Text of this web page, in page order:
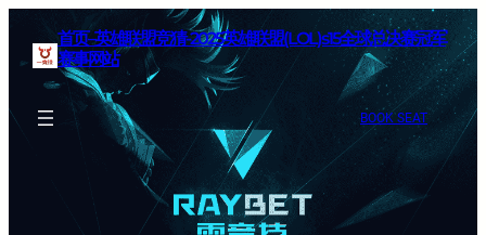
首页–英雄联盟竞猜-2025英雄联盟(LOL)s15全球总决赛冠军
赛事网站
BOOK SEAT